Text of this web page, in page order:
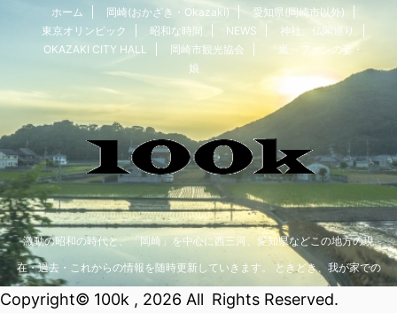
ホーム 岡崎(おかざき・Okazaki)
愛知県(岡崎市以外)
東京オリンピック
昭和な時間 NEWS
神社、仏閣巡り
OKAZAKI CITY HALL
岡崎市観光協会
「嵐」ファンの妻・
娘
激動の昭和の時代と、「岡崎」を中心に西三河、愛知県などこの地方の現
在・過去・これからの情報を随時更新していきます。 ときどき、我が家での
おもしろ情報もアップしていますので、読んでみてくださいね。
Copyright© 100k , 2026 All Rights Reserved.